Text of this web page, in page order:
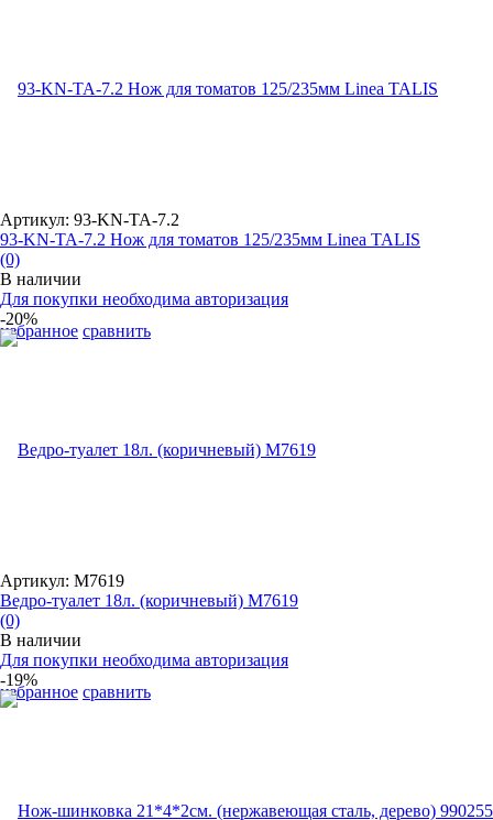
избранное сравнить
Артикул: 93-KN-TA-7.2
93-KN-TA-7.2 Нож для томатов 125/235мм Linea TALIS
(0)
В наличии
Для покупки необходима авторизация
-20%
избранное сравнить
Артикул: М7619
Ведро-туалет 18л. (коричневый) М7619
(0)
В наличии
Для покупки необходима авторизация
-19%